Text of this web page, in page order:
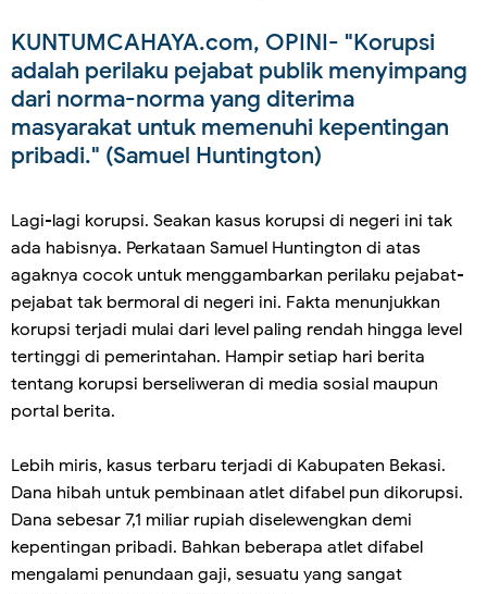
KUNTUMCAHAYA.com, OPINI- "Korupsi
adalah perilaku pejabat publik menyimpang
dari norma-norma yang diterima
masyarakat untuk memenuhi kepentingan
pribadi." (Samuel Huntington)
Lagi-lagi korupsi. Seakan kasus korupsi di negeri ini tak
ada habisnya. Perkataan Samuel Huntington di atas
agaknya cocok untuk menggambarkan perilaku pejabat-
pejabat tak bermoral di negeri ini. Fakta menunjukkan
korupsi terjadi mulai dari level paling rendah hingga level
tertinggi di pemerintahan. Hampir setiap hari berita
tentang korupsi berseliweran di media sosial maupun
portal berita.
Lebih miris, kasus terbaru terjadi di Kabupaten Bekasi.
Dana hibah untuk pembinaan atlet difabel pun dikorupsi.
Dana sebesar 7,1 miliar rupiah diselewengkan demi
kepentingan pribadi. Bahkan beberapa atlet difabel
mengalami penundaan gaji, sesuatu yang sangat